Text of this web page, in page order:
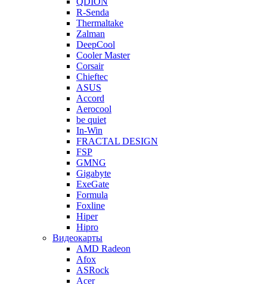
R-Senda
Thermaltake
Zalman
DeepCool
Cooler Master
Corsair
Chieftec
ASUS
Accord
Aerocool
be quiet
In-Win
FRACTAL DESIGN
FSP
GMNG
Gigabyte
ExeGate
Formula
Foxline
Hiper
Hipro
Видеокарты
AMD Radeon
Afox
ASRock
Acer